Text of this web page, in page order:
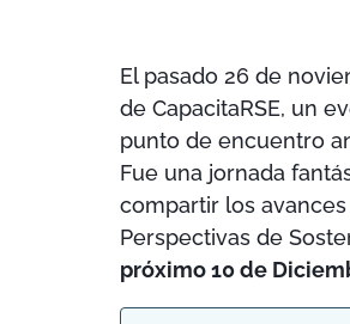
El pasado 26 de
de CapacitaRSE, un
punto de encuentro
Fue una jornada
compartir los
Perspectivas de
próximo 10 de